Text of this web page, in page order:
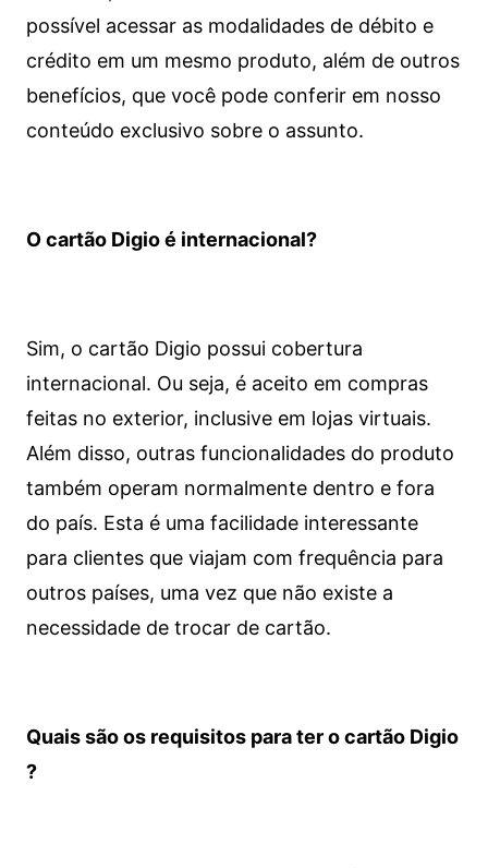
possível acessar as modalidades de débito e
crédito em um mesmo produto, além de outros
benefícios, que você pode conferir em nosso
conteúdo exclusivo sobre o assunto.
O cartão Digio é internacional?
Sim, o cartão Digio possui cobertura
internacional. Ou seja, é aceito em compras
feitas no exterior, inclusive em lojas virtuais.
Além disso, outras funcionalidades do produto
também operam normalmente dentro e fora
do país. Esta é uma facilidade interessante
para clientes que viajam com frequência para
outros países, uma vez que não existe a
necessidade de trocar de cartão.
Quais são os requisitos para ter o cartão Digio
?